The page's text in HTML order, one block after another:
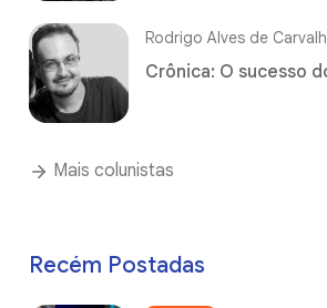
Rodrigo Alves de
Crônica: O sucesso
Mais colunistas
Recém Postadas